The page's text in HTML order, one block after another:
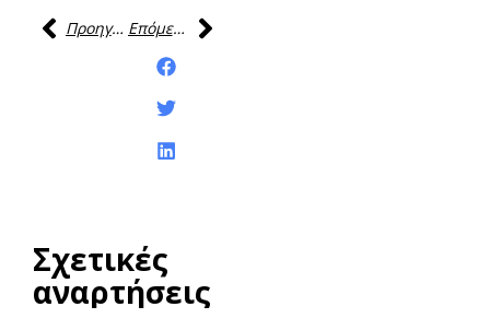
Προηγούμενη
Επόμενη
Σχετικές
αναρτήσεις